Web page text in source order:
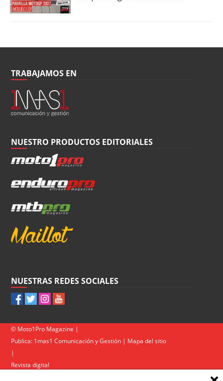
TRABAJAMOS EN
NUESTRO PRODUCTOS EDITORIALES
NUESTRAS REDES SOCIALES
© Moto1Pro Magazine |
Publica: 1mas1 Comunicación y Gestión | Mapa del sitio
|
Revista digital